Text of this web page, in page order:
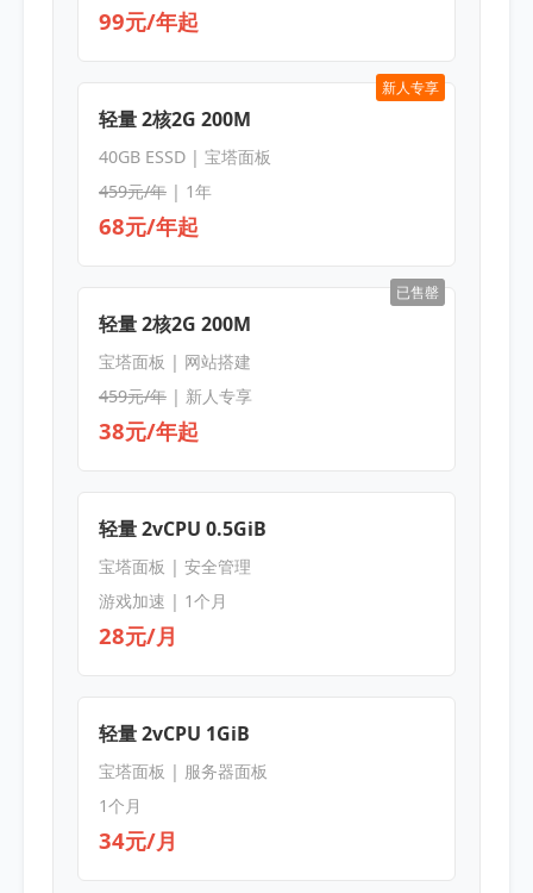
99元/年起
新人专享
轻量 2核2G 200M
40GB ESSD | 宝塔面板
459元/年| 1年
68元/年起
已售罄
轻量 2核2G 200M
宝塔面板 | 网站搭建
459元/年| 新人专享
38元/年起
轻量 2vCPU 0.5GiB
宝塔面板 | 安全管理
游戏加速 | 1个月
28元/月
轻量 2vCPU 1GiB
宝塔面板 | 服务器面板
1个月
34元/月